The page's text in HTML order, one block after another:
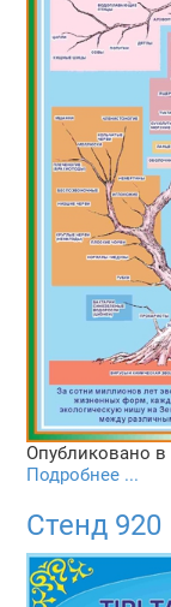
Опубликовано в
Подробнее ...
Стенд 920